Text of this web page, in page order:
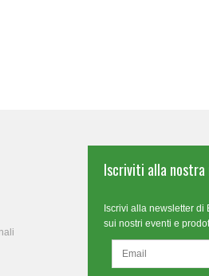
Iscriviti alla
Iscrivi alla newsletter
sui nostri eventi e